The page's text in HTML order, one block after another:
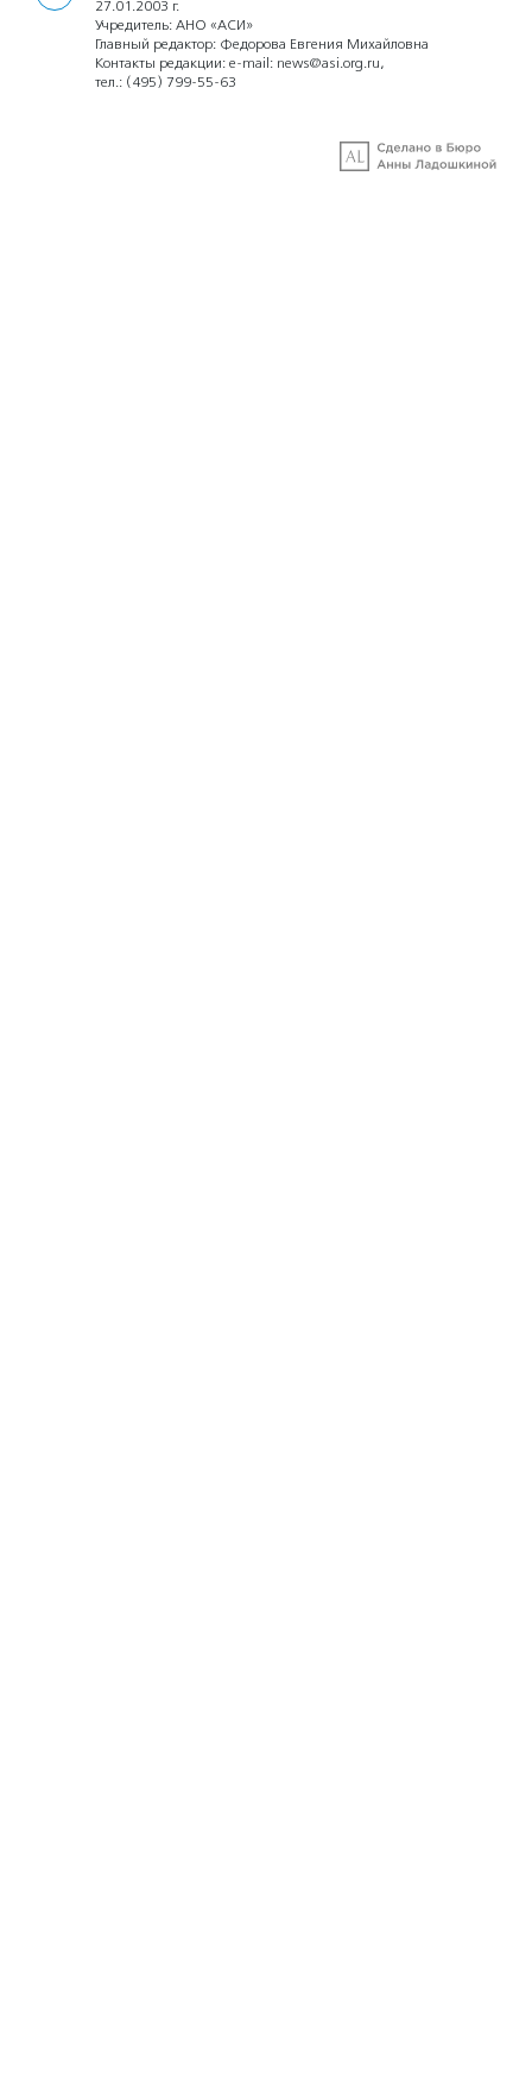
27.01.2003 г.
Учредитель: АНО «АСИ»
Главный редактор: Федорова Евгения Михайловна
Контакты редакции: e-mail: news@asi.org.ru,
тел.: (495) 799-55-63